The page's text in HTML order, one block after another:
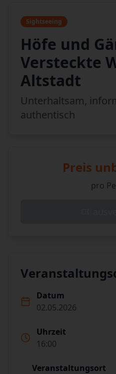
Sightseeing
Höfe und
Versteckte
Altstadt
Unterhaltsam,
authentisch
Preis
pro
Datum
02.05.2026
Uhrzeit
16:00
Veranstaltungsort